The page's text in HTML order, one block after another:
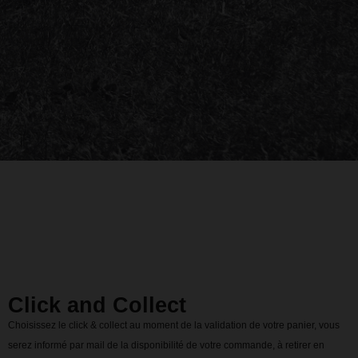
Click and Collect
Choisissez le click & collect au moment de la validation de votre panier, vous
serez informé par mail de la disponibilité de votre commande, à retirer en